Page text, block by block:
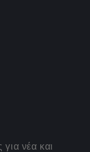
νέα και